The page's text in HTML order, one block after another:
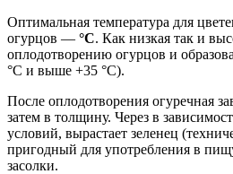
Оптимальная температура для
огурцов — °C. Как низкая так и
оплодотворению огурцов и
°С и выше +35 °С).
После оплодотворения огуречная
затем в толщину. Через в
условий, вырастает зеленец
пригодный для употребления в
засолки.